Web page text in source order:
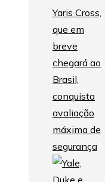
Yaris Cross,
que em
breve
chegará ao
Brasil,
conquista
avaliação
máxima de
segurança